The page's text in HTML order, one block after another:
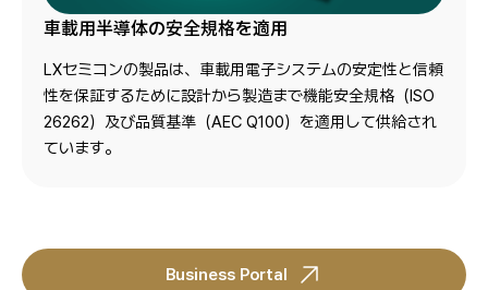
車載用半導体の安全規格を適用
LXセミコンの製品は、車載用電子システムの安定性と信頼
性を保証するために設計から製造まで機能安全規格（ISO
26262）及び品質基準（AEC Q100）を適用して供給され
ています。
Business Portal